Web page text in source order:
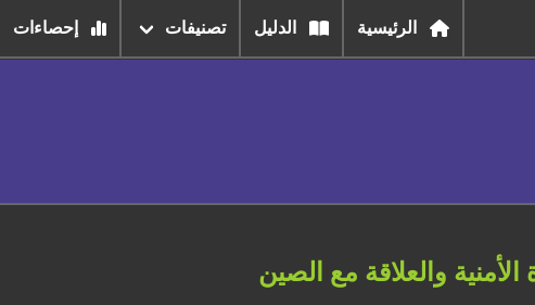
الرئيسية الدليل تصنيفات إحصاءات
والعلاقة مع الصين